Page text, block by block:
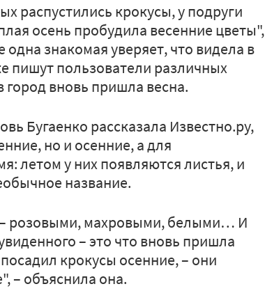
распустились крокусы, у подруги
осень пробудила весенние цветы",
знакомая уверяет, что видела в
пишут пользователи различных
город вновь пришла весна.
Бугаенко рассказала Известно.ру,
но и осенние, а для
летом у них появляются листья, и
название.
розовыми, махровыми, белыми… И
– это что вновь пришла
крокусы осенние, – они
– объяснила она.